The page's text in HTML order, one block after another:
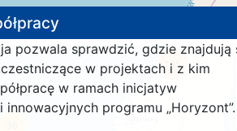
pozwala sprawdzić, gdzie znajdują
w projektach i z kim
w ramach inicjatyw
innowacyjnych programu „Horyzont”.
145